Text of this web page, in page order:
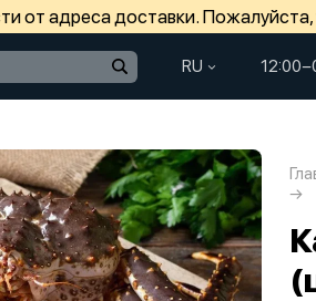
от адреса доставки.
RU